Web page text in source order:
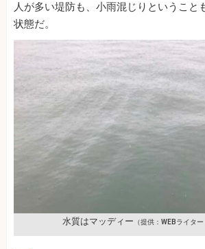
人が多い堤防も、小雨混じりということ
状態だ。
水質はマッディー （提供：WEBライター